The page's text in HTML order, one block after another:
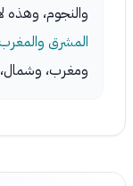
والنجوم، وهذه
المشرق
ومغرب،